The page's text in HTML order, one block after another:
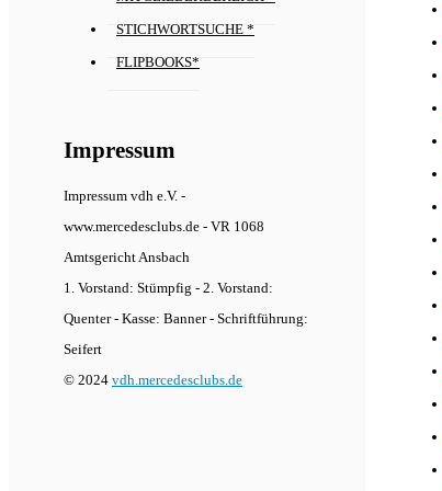
STICHWORTSUCHE *
FLIPBOOKS*
Impressum
Impressum vdh e.V. -
www.mercedesclubs.de - VR 1068
Amtsgericht Ansbach
1. Vorstand: Stümpfig - 2. Vorstand:
Quenter - Kasse: Banner - Schriftführung:
Seifert
© 2024 vdh.mercedesclubs.de